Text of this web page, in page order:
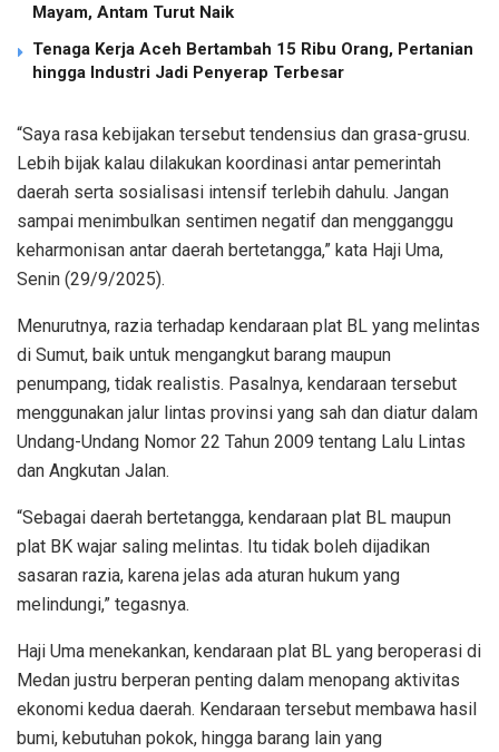
Mayam, Antam Turut Naik
Tenaga Kerja Aceh Bertambah 15 Ribu Orang, Pertanian
hingga Industri Jadi Penyerap Terbesar
“Saya rasa kebijakan tersebut tendensius dan grasa-grusu.
Lebih bijak kalau dilakukan koordinasi antar pemerintah
daerah serta sosialisasi intensif terlebih dahulu. Jangan
sampai menimbulkan sentimen negatif dan mengganggu
keharmonisan antar daerah bertetangga,” kata Haji Uma,
Senin (29/9/2025).
Menurutnya, razia terhadap kendaraan plat BL yang melintas
di Sumut, baik untuk mengangkut barang maupun
penumpang, tidak realistis. Pasalnya, kendaraan tersebut
menggunakan jalur lintas provinsi yang sah dan diatur dalam
Undang-Undang Nomor 22 Tahun 2009 tentang Lalu Lintas
dan Angkutan Jalan.
“Sebagai daerah bertetangga, kendaraan plat BL maupun
plat BK wajar saling melintas. Itu tidak boleh dijadikan
sasaran razia, karena jelas ada aturan hukum yang
melindungi,” tegasnya.
Haji Uma menekankan, kendaraan plat BL yang beroperasi di
Medan justru berperan penting dalam menopang aktivitas
ekonomi kedua daerah. Kendaraan tersebut membawa hasil
bumi, kebutuhan pokok, hingga barang lain yang